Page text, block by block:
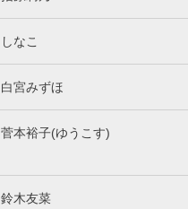
しなこ
白宮みずほ
菅本裕子(ゆうこす)
鈴木友菜